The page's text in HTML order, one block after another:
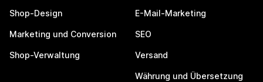
Shop-Design
Marketing und Conversion
Shop-Verwaltung
E-Mail-Marketing
SEO
Versand
Währung und Übersetzung